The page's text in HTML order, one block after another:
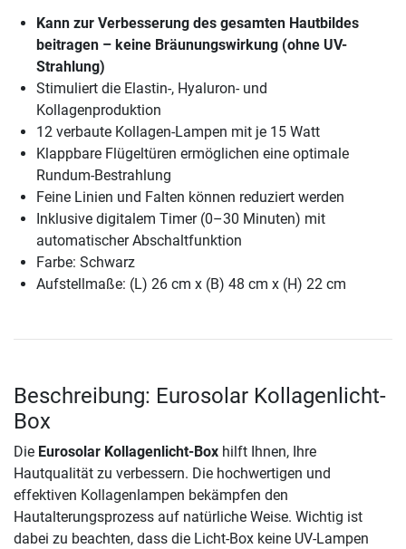
Kann zur Verbesserung des gesamten Hautbildes
beitragen – keine Bräunungswirkung (ohne UV-
Strahlung)
Stimuliert die Elastin-, Hyaluron- und
Kollagenproduktion
12 verbaute Kollagen-Lampen mit je 15 Watt
Klappbare Flügeltüren ermöglichen eine optimale
Rundum-Bestrahlung
Feine Linien und Falten können reduziert werden
Inklusive digitalem Timer (0–30 Minuten) mit
automatischer Abschaltfunktion
Farbe: Schwarz
Aufstellmaße: (L) 26 cm x (B) 48 cm x (H) 22 cm
Beschreibung: Eurosolar Kollagenlicht-
Box
Die Eurosolar Kollagenlicht-Box hilft Ihnen, Ihre
Hautqualität zu verbessern. Die hochwertigen und
effektiven Kollagenlampen bekämpfen den
Hautalterungsprozess auf natürliche Weise. Wichtig ist
dabei zu beachten, dass die Licht-Box keine UV-Lampen